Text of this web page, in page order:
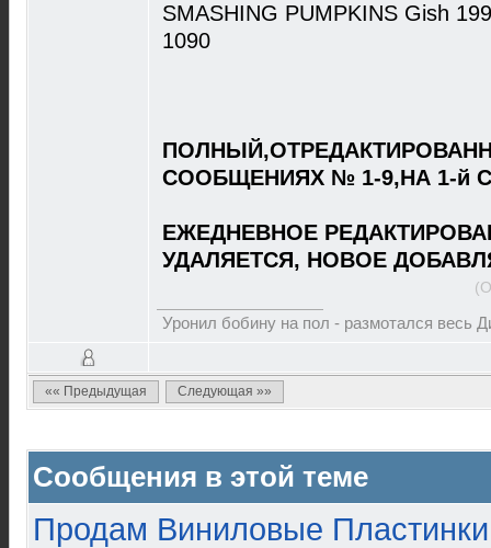
SMASHING PUMPKINS Gish
1090
СООБЩЕНИЯХ № 1-9,НА 1-й
ЕЖЕДНЕВНОЕ
УДАЛЯЕТСЯ, НОВОЕ
Уронил бобину на пол - размотался весь
«« Предыдущая Следующая »»
Сообщения в этой теме
Продам Виниловые Пластинки